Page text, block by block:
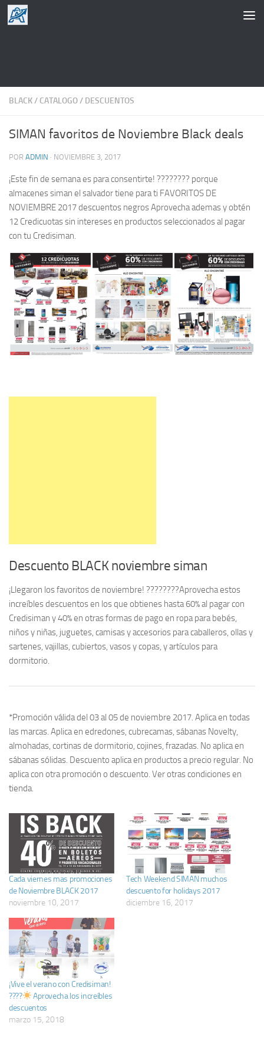
Saltar al contenido
BLACK/ CATALOGO/ DESCUENTOS
SIMAN favoritos de Noviembre Black deals
POR ADMIN · NOVIEMBRE 3, 2017
¡Este fin de semana es para consentirte! ???????? porque
almacenes siman el salvador tiene para ti FAVORITOS DE
NOVIEMBRE 2017 descuentos negros Aprovecha ademas y obtén
12 Credicuotas sin intereses en productos seleccionados al pagar
con tu Credisiman.
Descuento BLACK noviembre siman
¡Llegaron los favoritos de noviembre! ????????Aprovecha estos
increíbles descuentos en los que obtienes hasta 60% al pagar con
Credisiman y 40% en otras formas de pago en ropa para bebés,
niños y niñas, juguetes, camisas y accesorios para caballeros, ollas y
sartenes, vajillas, cubiertos, vasos y copas, y artículos para
dormitorio.
*Promoción válida del 03 al 05 de noviembre 2017. Aplica en todas
las marcas. Aplica en edredones, cubrecamas, sábanas Novelty,
almohadas, cortinas de dormitorio, cojines, frazadas. No aplica en
sábanas sólidas. Descuento aplica en productos a precio regular. No
aplica con otra promoción o descuento. Ver otras condiciones en
tienda.
Cada viernes mas promociones
de Noviembre BLACK 2017
noviembre 10, 2017
Tech Weekend SIMAN muchos
descuento for holidays 2017
diciembre 16, 2017
¡Vive el verano con Credisiman!
????
Aprovecha los increíbles
descuentos
marzo 15, 2018